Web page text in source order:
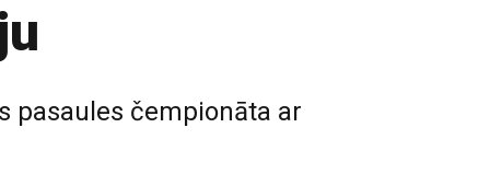
pasaules čempionāta ar